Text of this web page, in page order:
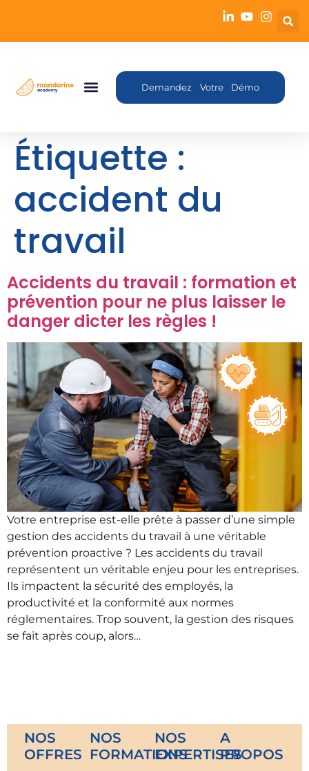
Demandez Votre Démo
Étiquette :
accident du
travail
Accidents du travail : formation et
prévention pour ne plus laisser le
danger dicter les règles !
Votre entreprise est-elle prête à passer d’une simple
gestion des accidents du travail à une véritable
prévention proactive ? Les accidents du travail
représentent un véritable enjeu pour les entreprises.
Ils impactent la sécurité des employés, la
productivité et la conformité aux normes
réglementaires. Trop souvent, la gestion des risques
se fait après coup, alors…
NOS
OFFRES
NOS
FORMATIONS
NOS
EXPERTISES
A
PROPOS